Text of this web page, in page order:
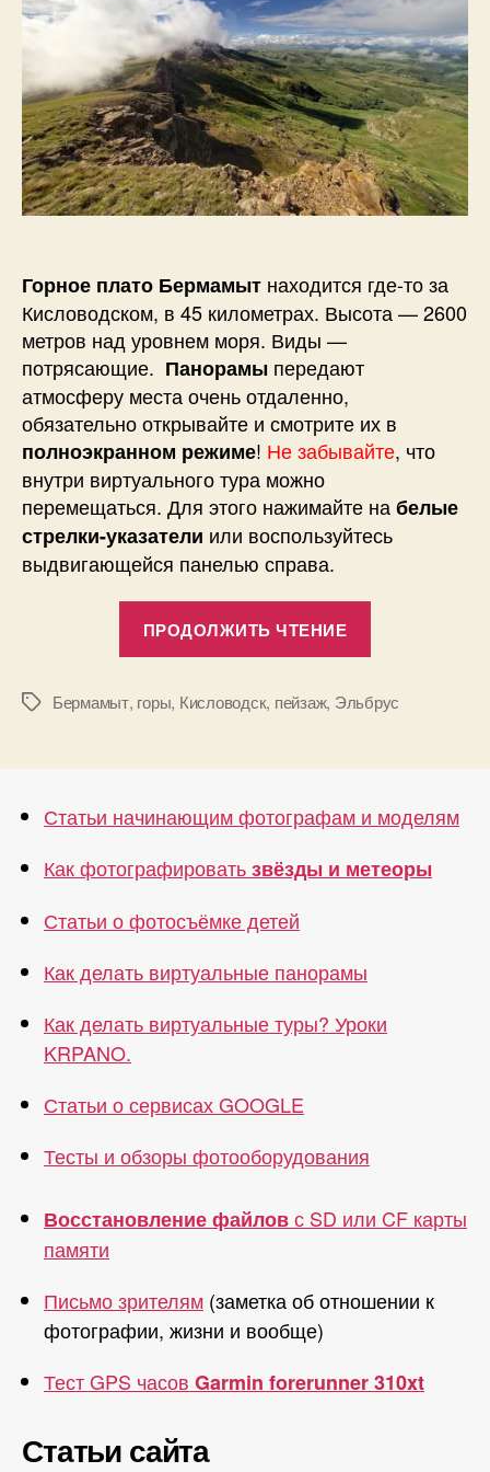
н
о
в
Бермамыт
Горное плато Бермамыт находится где-то за
Кисловодском, в 45 километрах. Высота — 2600
метров над уровнем моря. Виды —
потрясающие. Панорамы передают
атмосферу места очень отдаленно,
обязательно открывайте и смотрите их в
полноэкранном режиме! Не забывайте, что
внутри виртуального тура можно
перемещаться. Для этого нажимайте набелые
стрелки-указатели или воспользуйтесь
выдвигающейся панелью справа.
ПРОДОЛЖИТЬ ЧТЕНИЕ
плато
МеткиБермамыт, горы, Кисловодск, пейзаж, Эльбрус
Статьи начинающим фотографам и моделям
Как фотографироватьзвёзды и метеоры
Статьи о фотосъёмке детей
Как делать виртуальные панорамы
Как делать виртуальные туры? Уроки
KRPANO.
Статьи о сервисах GOOGLE
Тесты и обзоры фотооборудования
Восстановление файловс SD или CF карты
памяти
Письмо зрителям (заметка об отношении к
фотографии, жизни и вообще)
Тест GPS часов Garmin forerunner 310xt
Статьи сайта